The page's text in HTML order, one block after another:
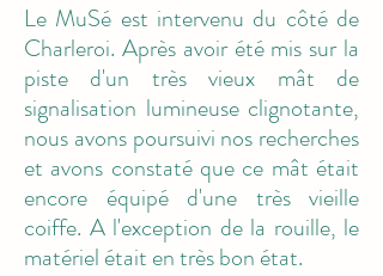
Le MuSé est intervenu du côté de
Charleroi. Après avoir été mis sur la
piste d'un très vieux mât de
signalisation lumineuse clignotante,
nous avons poursuivi nos recherches
et avons constaté que ce mât était
encore équipé d'une très vieille
coiffe. A l'exception de la rouille, le
matériel était en très bon état.